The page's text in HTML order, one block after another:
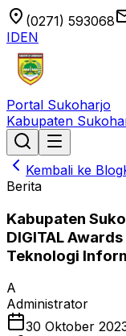
location_on (0271) 593068
IDEN
Portal Sukoharjo
Kabupaten
Kembali ke Blog
Berita
Kabupaten
DIGITAL
Teknologi
A
Administrator
30 Oktober